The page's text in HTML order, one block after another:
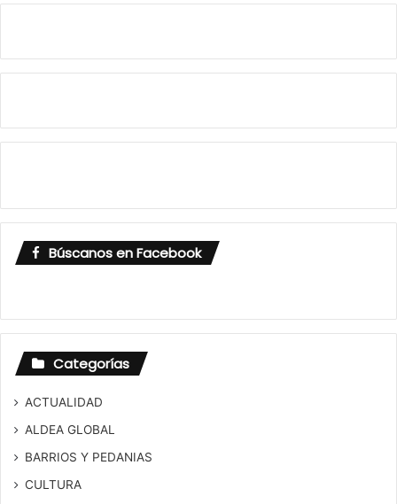
Búscanos en Facebook
Categorías
ACTUALIDAD
ALDEA GLOBAL
BARRIOS Y PEDANIAS
CULTURA